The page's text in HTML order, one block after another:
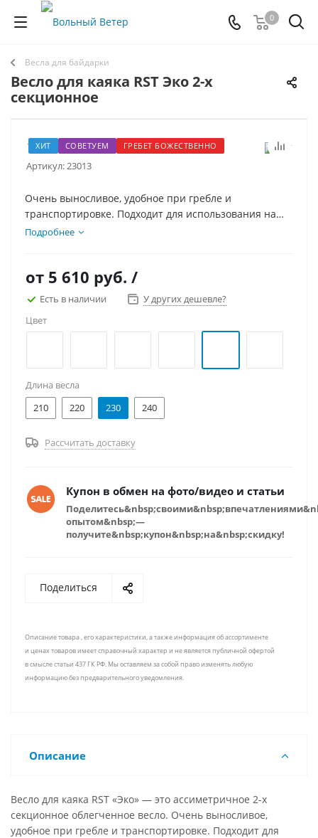
0
Весла для байдарки
Весло для каяка RST Эко 2-х
секционное
ХИТ СОВЕТУЕМ ГРЕБЕТ БОЖЕСТВЕННО
20
Артикул:23013
Очень выносливое, удобное при гребле и
транспортировке. Подходит для использования на
всех видах надувных, каркасных, пластиковых каяков
можно разной длинны и цвета.
Подробнее
от 5 610 руб. /
Есть в наличии
У других дешевле?
Цвет
Длина весла
210
220 230 240
Рассчитать доставку
Купон в обмен на фото/видео и статьи
опытом&nbsp;—
получите&nbsp;купон&nbsp;на&nbsp;скидку!
Поделиться
Описание товара , его характеристики, а также информация об ассортименте
и ценах товаров имеет справочный характер и не является публичной офертой
в смысле статьи 437 ГК РФ. Мы оставляем за собой право изменять любую
информацию без предварительного уведомления.
Описание
Весло для каяка RST «Эко» — это ассиметричное 2-х
секционное облегченное весло. Очень выносливое,
удобное при гребле и транспортировке. Подходит для